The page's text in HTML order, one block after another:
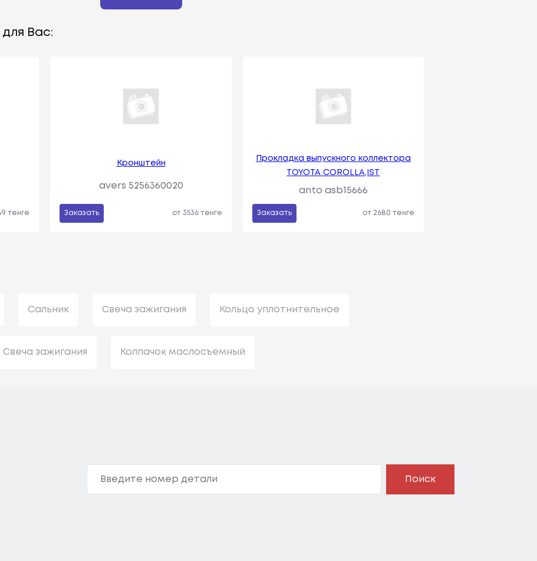
Вас:
тенге
Кронштейн
avers 5256360020
Заказать от 3536 тенге
Прокладка выпускного коллектора
TOYOTA COROLLA,IST
anto asb15666
Заказать от 2680 тенге
Сальник Свеча зажигания Кольцо уплотнительное
Свеча зажигания Колпачок маслосъемный
Поиск